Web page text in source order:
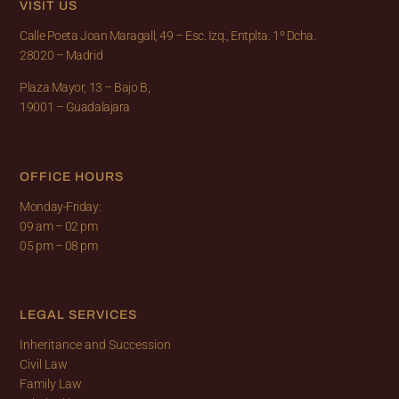
VISIT US
Calle Poeta Joan Maragall, 49 – Esc. Izq., Entplta. 1º Dcha.
28020 – Madrid
Plaza Mayor, 13 – Bajo B,
19001 – Guadalajara
OFFICE HOURS
Monday-Friday:
09 am – 02 pm
05 pm – 08 pm
LEGAL SERVICES
Inheritance and Succession
Civil Law
Family Law